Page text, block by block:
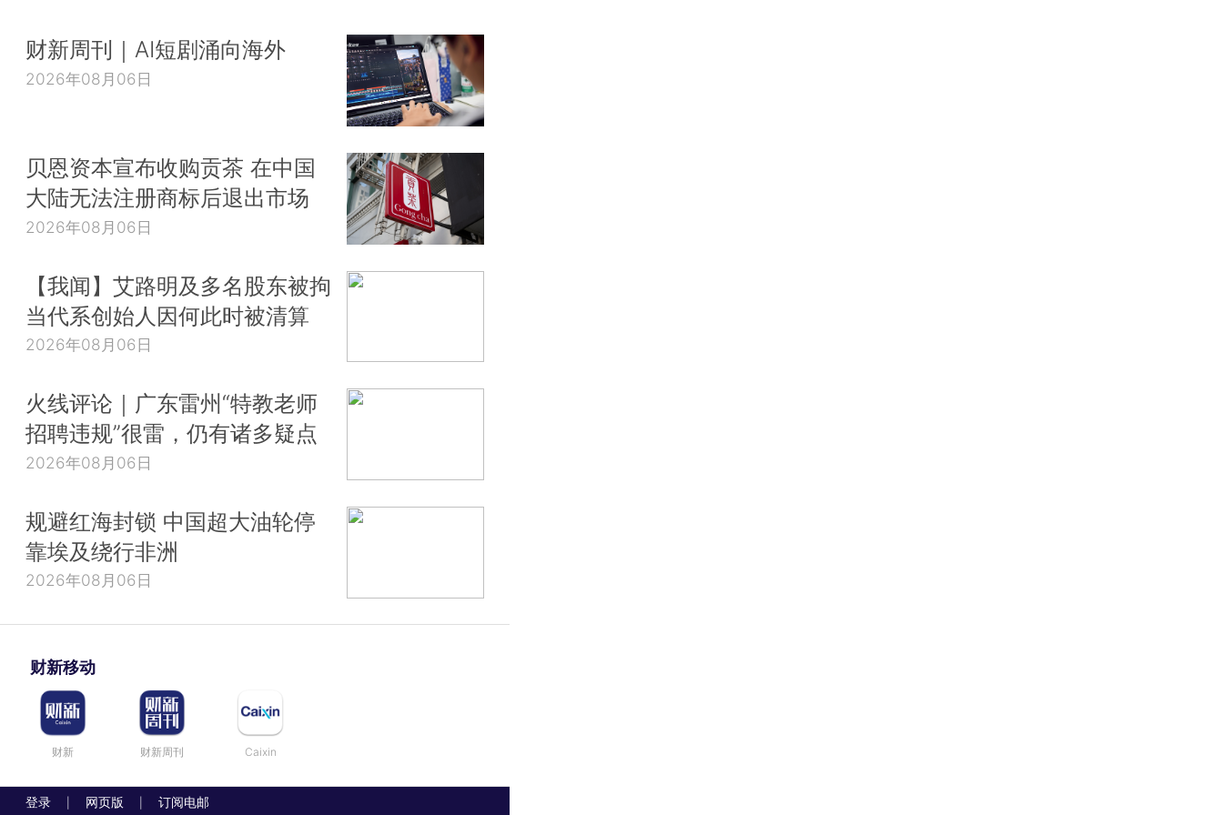
财新周刊｜AI短剧涌向海外
2026年08月06日
贝恩资本宣布收购贡茶 在中国
大陆无法注册商标后退出市场
2026年08月06日
【我闻】艾路明及多名股东被拘
当代系创始人因何此时被清算
2026年08月06日
火线评论｜广东雷州“特教老师
招聘违规”很雷，仍有诸多疑点
2026年08月06日
规避红海封锁 中国超大油轮停
靠埃及绕行非洲
2026年08月06日
财新移动
财新 财新周刊 Caixin
登录 网页版 订阅电邮